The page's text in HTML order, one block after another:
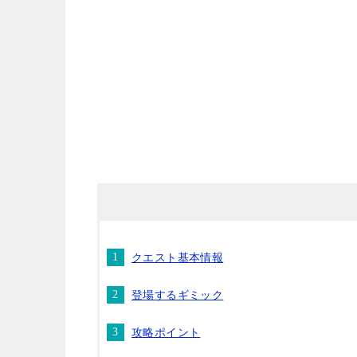
クエスト基本情報
登場するギミック
攻略ポイント